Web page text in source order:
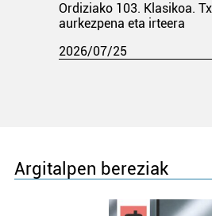
Ordiziako 103. Klasikoa.
aurkezpena eta irteera
2026/07/25
Argitalpen bereziak